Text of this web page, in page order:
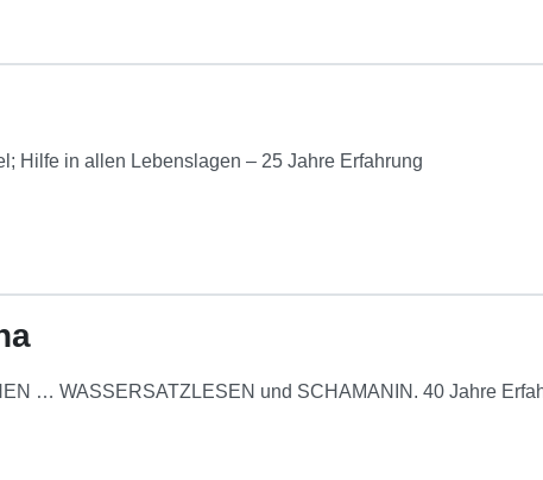
Hilfe in allen Lebenslagen – 25 Jahre Erfahrung
… WASSERSATZLESEN und SCHAMANIN. 40 Jahre